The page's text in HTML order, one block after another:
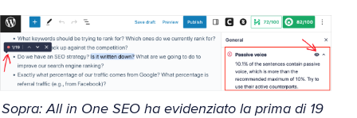
Sopra: All in One SEO ha evidenziato la prima di 19